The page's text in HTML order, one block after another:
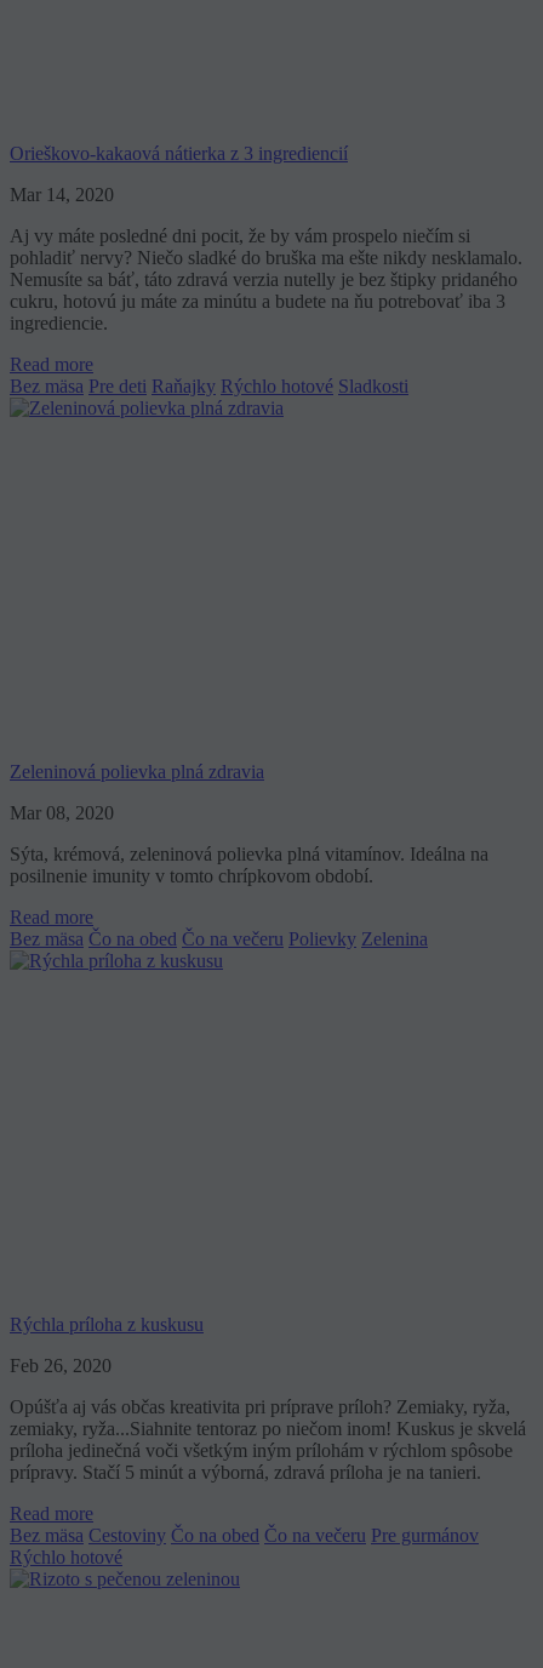
Orieškovo-kakaová nátierka z 3 ingrediencií
Mar 14, 2020
Aj vy máte posledné dni pocit, že by vám prospelo niečím si
pohladiť nervy? Niečo sladké do bruška ma ešte nikdy nesklamalo.
Nemusíte sa báť, táto zdravá verzia nutelly je bez štipky pridaného
cukru, hotovú ju máte za minútu a budete na ňu potrebovať iba 3
ingrediencie.
Read more
Bez mäsa Pre deti Raňajky Rýchlo hotové Sladkosti
Zeleninová polievka plná zdravia
Mar 08, 2020
Sýta, krémová, zeleninová polievka plná vitamínov. Ideálna na
posilnenie imunity v tomto chrípkovom období.
Read more
Bez mäsa Čo na obed Čo na večeru Polievky Zelenina
Rýchla príloha z kuskusu
Feb 26, 2020
Opúšťa aj vás občas kreativita pri príprave príloh? Zemiaky, ryža,
zemiaky, ryža...Siahnite tentoraz po niečom inom! Kuskus je skvelá
príloha jedinečná voči všetkým iným prílohám v rýchlom spôsobe
prípravy. Stačí 5 minút a výborná, zdravá príloha je na tanieri.
Read more
Bez mäsa Cestoviny Čo na obed Čo na večeru Pre gurmánov
Rýchlo hotové